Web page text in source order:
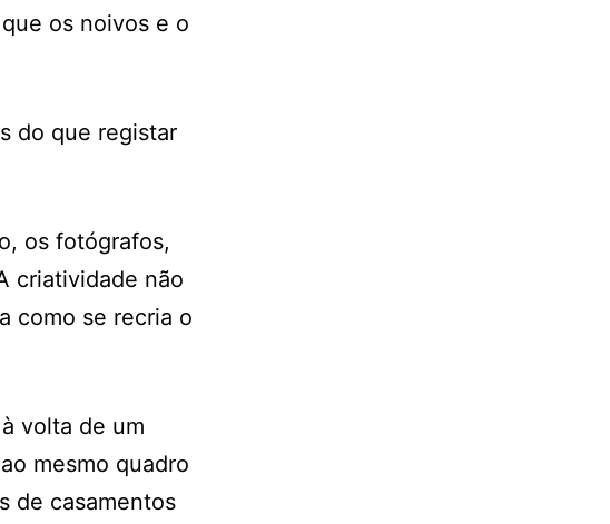
os noivos e o
do que registar
os fotógrafos,
criatividade não
como se recria o
volta de um
mesmo quadro
de casamentos